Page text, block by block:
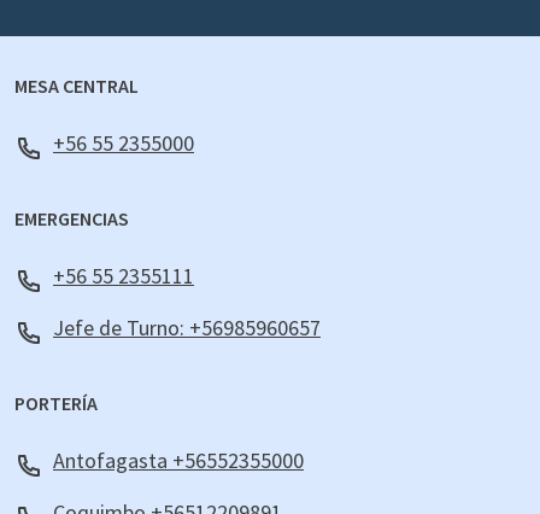
MESA CENTRAL
+56 55 2355000
EMERGENCIAS
+56 55 2355111
Jefe de Turno: +56985960657
PORTERÍA
Antofagasta +56552355000